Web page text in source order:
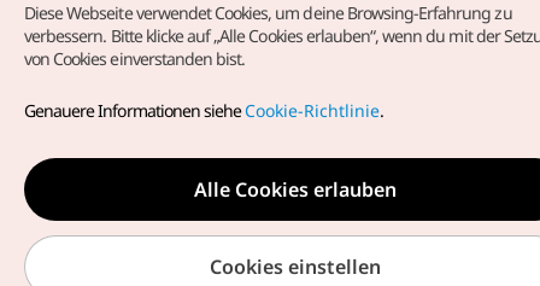
vorbehalten.
dieoffizielle E-Mail-Adresse
german@knto.or.kr
Diese Webseite verwendet Cookies, um deine Browsing-Erfahrung zu
verbessern. Bitte klicke auf „Alle Cookies erlauben“, wenn du mit der
von Cookies einverstanden bist.
Genauere Informationen sieheCookie-Richtlinie.
Alle Cookies erlauben
Cookies einstellen